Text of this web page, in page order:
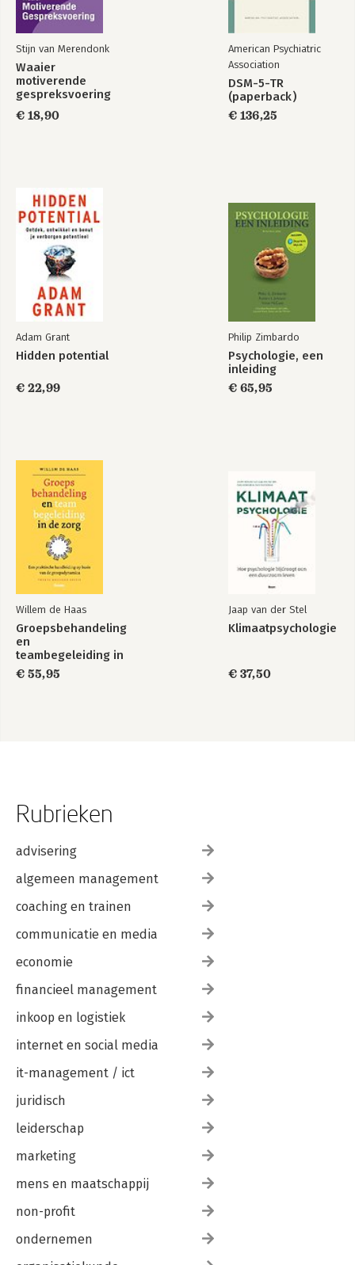
Stijn van Merendonk
Waaier
motiverende
gespreksvoering
€ 18,90
American Psychiatric
Association
DSM-5-TR
(paperback)
€ 136,25
Adam Grant
Hidden potential
€ 22,99
Philip Zimbardo
Psychologie, een
inleiding
€ 65,95
Willem de Haas
Groepsbehandeling
en
teambegeleiding in
de zorg
€ 55,95
Jaap van der Stel
Klimaatpsychologie
€ 37,50
Rubrieken
advisering
algemeen management
coaching en trainen
communicatie en media
economie
financieel management
inkoop en logistiek
internet en social media
it-management / ict
juridisch
leiderschap
marketing
mens en maatschappij
non-profit
ondernemen